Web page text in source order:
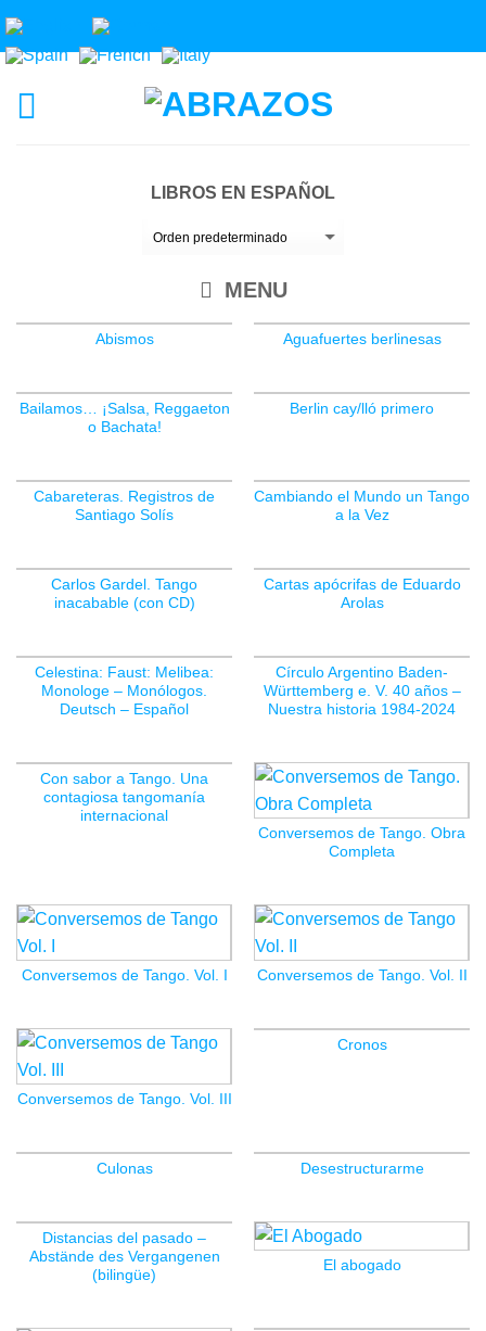
LIBROS EN ESPAÑOL
MENU
Abismos Aguafuertes berlinesas
Bailamos… ¡Salsa, Reggaeton
o Bachata!
Berlin cay/lló primero
Cabareteras. Registros de
Santiago Solís
Cambiando el Mundo un Tango
a la Vez
Carlos Gardel. Tango
inacabable (con CD)
Cartas apócrifas de Eduardo
Arolas
Celestina: Faust: Melibea:
Monologe – Monólogos.
Deutsch – Español
Círculo Argentino Baden-
Württemberg e. V. 40 años –
Nuestra historia 1984-2024
Con sabor a Tango. Una
contagiosa tangomanía
internacional
Conversemos de Tango. Obra
Completa
Conversemos de Tango. Vol. I Conversemos de Tango. Vol. II
Conversemos de Tango. Vol. III
Cronos
Culonas Desestructurarme
Distancias del pasado –
Abstände des Vergangenen
(bilingüe)
El abogado